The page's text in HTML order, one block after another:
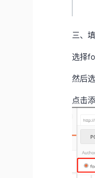
三、
选择
然后
点击